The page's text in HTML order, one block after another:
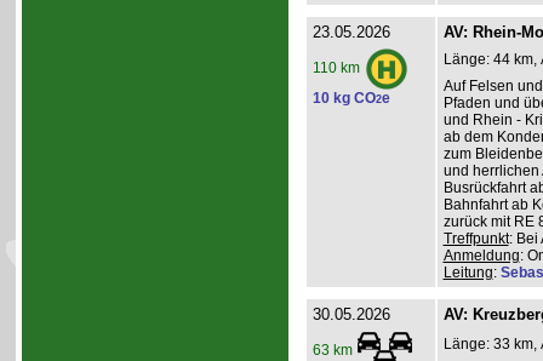
23.05.2026
110 km
10 kg CO2e
AV: Rhein-
Länge: 44 km,
Auf Felsen
Pfaden und
und Rhein -
ab dem
zum
und herrlichen
Busrückfahrt
Bahnfahrt ab
zurück mit RE
Treffpunkt: Bei
Anmeldung:
Leitung:
30.05.2026
63 km
AV:
Länge: 33 km,